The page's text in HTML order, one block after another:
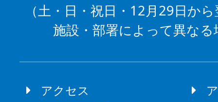
（土・日・祝日・12月29日か
施設・部署によって異な
アクセス